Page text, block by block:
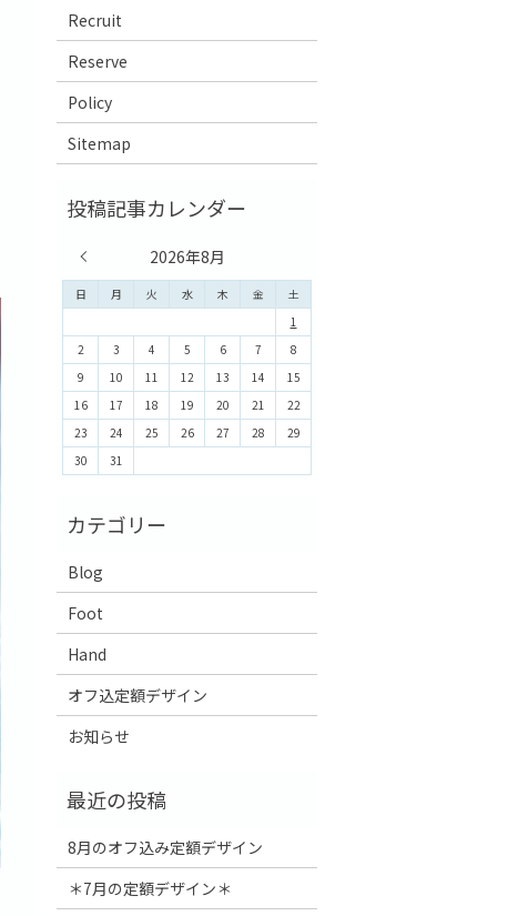
Recruit
Reserve
Policy
Sitemap
2026年8月
日 月 火 水 木 金 土
1
2
3 4 5 6 7
8
9
10 11 12 13 14
15
16
17 18 19 20 21
22
23
24 25 26 27 28
29
30
31
Blog
Foot
Hand
オフ込定額デザイン
お知らせ
8月のオフ込み定額デザイン
＊7月の定額デザイン＊